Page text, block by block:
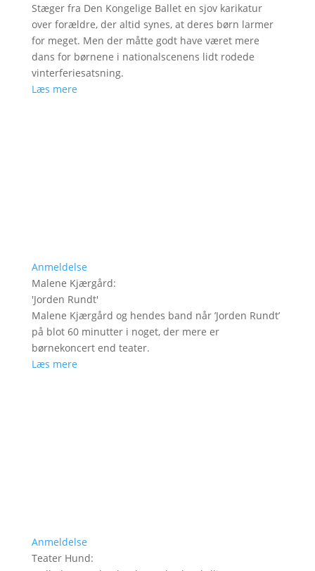
Stæger fra Den Kongelige Ballet en sjov karikatur
over forældre, der altid synes, at deres børn larmer
for meget. Men der måtte godt have været mere
dans for børnene i nationalscenens lidt rodede
vinterferiesatsning.
Læs mere
Anmeldelse
Malene Kjærgård:
'Jorden Rundt'
Malene Kjærgård og hendes band når ’Jorden Rundt’
på blot 60 minutter i noget, der mere er
børnekoncert end teater.
Læs mere
Anmeldelse
Teater Hund: